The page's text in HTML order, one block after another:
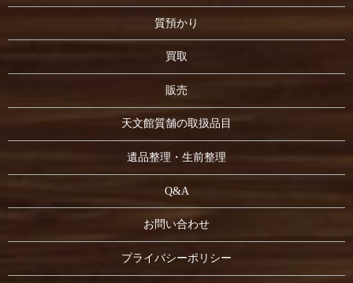
質預かり
買取
販売
天文館質舗の取扱品目
遺品整理・生前整理
Q&A
お問い合わせ
プライバシーポリシー